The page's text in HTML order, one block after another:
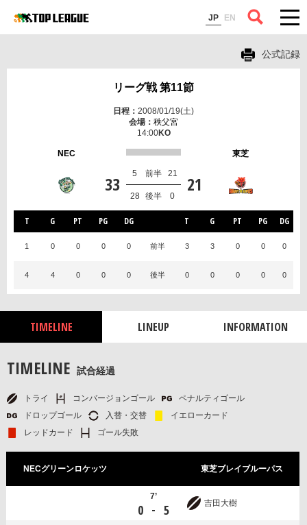
JP EN
コラム
公式記録
リーグ戦 第11節
2008/01/19(土)
秩父宮
14:00
NEC 東芝
33 21
前半
5 21
後半
28 0
T G PT PG DG T G PT PG DG
1 0 0 0 0 前半 3 3 0 0 0
4 4 0 0 0 後半 0 0 0 0 0
TIMELINE LINEUP INFORMATION
TIMELINE 試合経過
トライ コンバージョンゴール
ペナルティゴール
ドロップゴール
入替・交替
イエローカード
レッドカード
ゴール失敗
NECグリーンロケッツ 東芝ブレイブルーパス
7’
0 - 5 吉田大樹